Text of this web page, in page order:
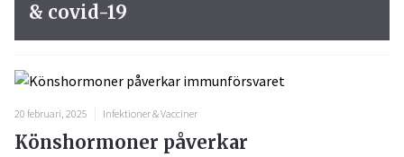
20 februari, 2025 Infektioner & Vacciner
Könshormoner påverkar
& covid-19